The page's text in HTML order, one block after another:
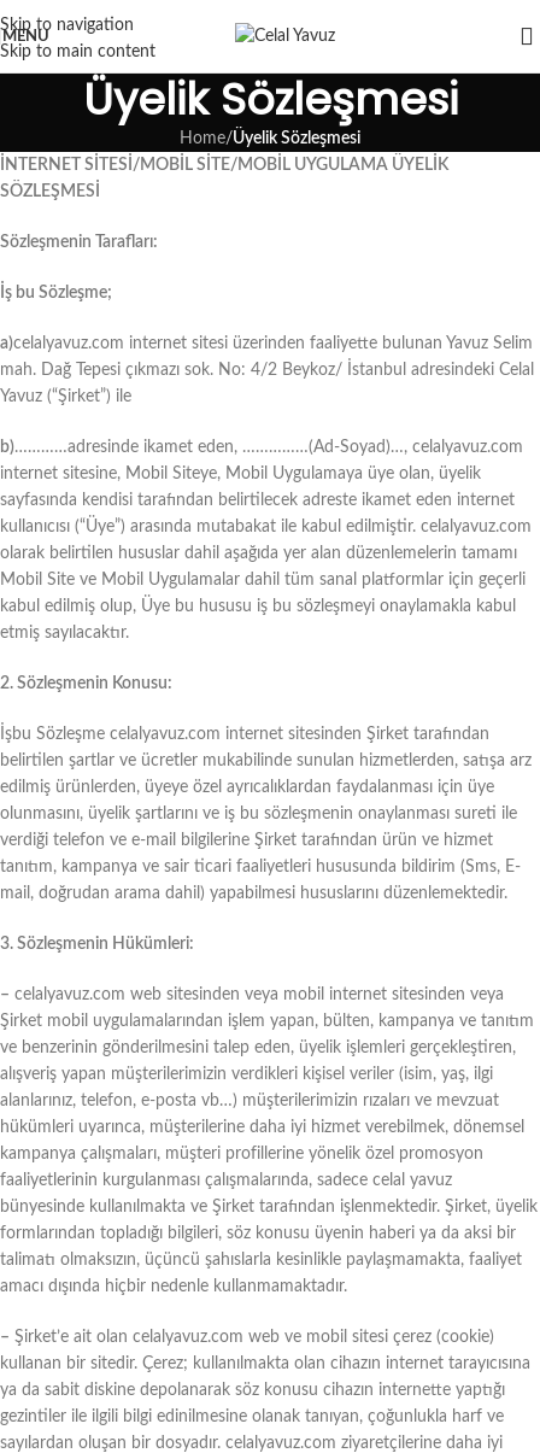
Skip to navigation
Skip to main content
MENU
Üyelik Sözleşmesi
Home/Üyelik Sözleşmesi
İNTERNET SİTESİ/MOBİL SİTE/MOBİL UYGULAMA ÜYELİK
SÖZLEŞMESİ
Sözleşmenin Tarafları:
İş bu Sözleşme;
a)celalyavuz.com internet sitesi üzerinden faaliyette bulunan Yavuz Selim
mah. Dağ Tepesi çıkmazı sok. No: 4/2 Beykoz/ İstanbul adresindeki Celal
Yavuz (“Şirket”) ile
b)…………adresinde ikamet eden, ……………(Ad-Soyad)…, celalyavuz.com
internet sitesine, Mobil Siteye, Mobil Uygulamaya üye olan, üyelik
sayfasında kendisi tarafından belirtilecek adreste ikamet eden internet
kullanıcısı (“Üye”) arasında mutabakat ile kabul edilmiştir. celalyavuz.com
olarak belirtilen hususlar dahil aşağıda yer alan düzenlemelerin tamamı
Mobil Site ve Mobil Uygulamalar dahil tüm sanal platformlar için geçerli
kabul edilmiş olup, Üye bu hususu iş bu sözleşmeyi onaylamakla kabul
etmiş sayılacaktır.
2. Sözleşmenin Konusu:
İşbu Sözleşme celalyavuz.com internet sitesinden Şirket tarafından
belirtilen şartlar ve ücretler mukabilinde sunulan hizmetlerden, satışa arz
edilmiş ürünlerden, üyeye özel ayrıcalıklardan faydalanması için üye
olunmasını, üyelik şartlarını ve iş bu sözleşmenin onaylanması sureti ile
verdiği telefon ve e-mail bilgilerine Şirket tarafından ürün ve hizmet
tanıtım, kampanya ve sair ticari faaliyetleri hususunda bildirim (Sms, E-
mail, doğrudan arama dahil) yapabilmesi hususlarını düzenlemektedir.
3. Sözleşmenin Hükümleri:
– celalyavuz.com web sitesinden veya mobil internet sitesinden veya
Şirket mobil uygulamalarından işlem yapan, bülten, kampanya ve tanıtım
ve benzerinin gönderilmesini talep eden, üyelik işlemleri gerçekleştiren,
alışveriş yapan müşterilerimizin verdikleri kişisel veriler (isim, yaş, ilgi
alanlarınız, telefon, e-posta vb…) müşterilerimizin rızaları ve mevzuat
hükümleri uyarınca, müşterilerine daha iyi hizmet verebilmek, dönemsel
kampanya çalışmaları, müşteri profillerine yönelik özel promosyon
faaliyetlerinin kurgulanması çalışmalarında, sadece celal yavuz
bünyesinde kullanılmakta ve Şirket tarafından işlenmektedir. Şirket, üyelik
formlarından topladığı bilgileri, söz konusu üyenin haberi ya da aksi bir
talimatı olmaksızın, üçüncü şahıslarla kesinlikle paylaşmamakta, faaliyet
amacı dışında hiçbir nedenle kullanmamaktadır.
– Şirket’e ait olan celalyavuz.com web ve mobil sitesi çerez (cookie)
kullanan bir sitedir. Çerez; kullanılmakta olan cihazın internet tarayıcısına
ya da sabit diskine depolanarak söz konusu cihazın internette yaptığı
gezintiler ile ilgili bilgi edinilmesine olanak tanıyan, çoğunlukla harf ve
sayılardan oluşan bir dosyadır. celalyavuz.com ziyaretçilerine daha iyi